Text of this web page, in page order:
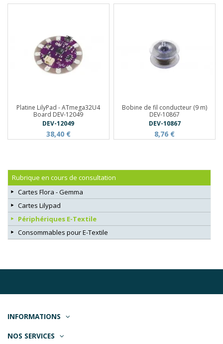
Platine LilyPad - ATmega32U4
Board DEV-12049
DEV-12049
38,40 €
Bobine de fil conducteur (9 m)
DEV-10867
DEV-10867
8,76 €
Rubrique en cours de consultation
Cartes Flora - Gemma
Cartes Lilypad
Périphériques E-Textile
Consommables pour E-Textile
INFORMATIONS
NOS SERVICES